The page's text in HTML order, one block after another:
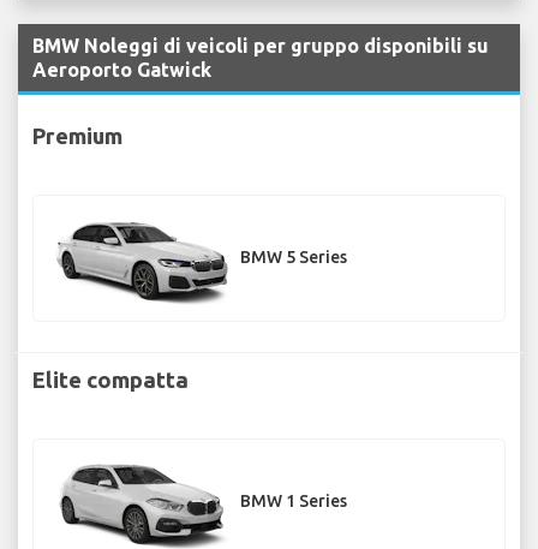
BMW Noleggi di veicoli per gruppo disponibili su
Aeroporto Gatwick
Premium
BMW 5 Series
Elite compatta
BMW 1 Series